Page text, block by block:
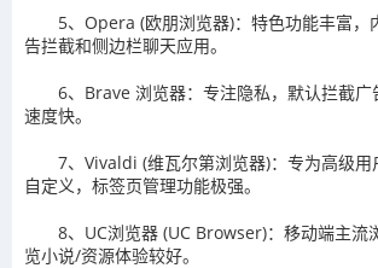
5、Opera (欧朋浏览器)：特色功能丰富，
告拦截和侧边栏聊天应用。
6、Brave 浏览器：专注隐私，默认拦截广
速度快。
7、Vivaldi (维瓦尔第浏览器)：专为高级
自定义，标签页管理功能极强。
8、UC浏览器 (UC Browser)：移动端主流
览小说/资源体验较好。